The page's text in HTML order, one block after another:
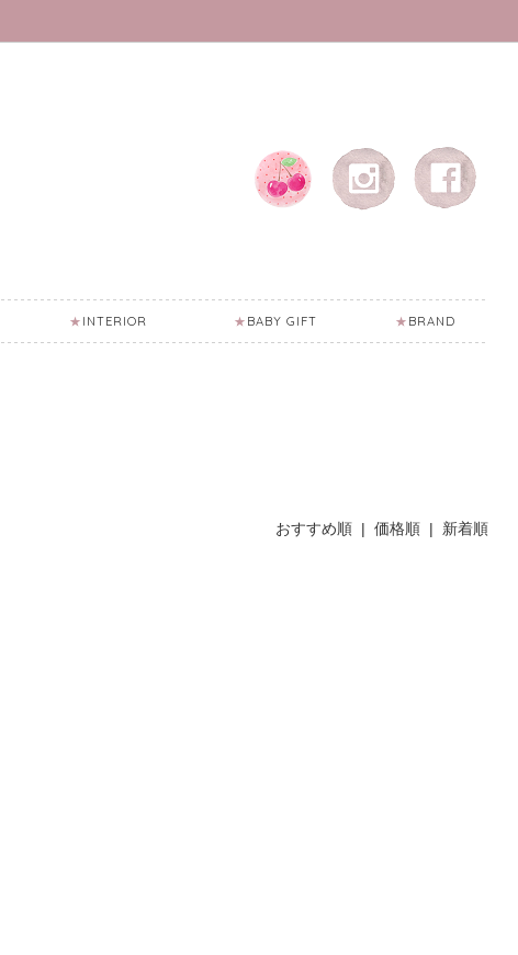
INTERIOR BABY GIFT BRAND
おすすめ順 | 価格順 | 新着順